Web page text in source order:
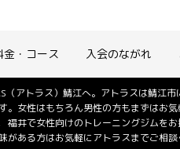
金・コース 入会のながれ
アトラス）鯖江へ。アトラスは鯖江
女性はもちろん男性の方もまずはお
井で女性向けのトレーニングジムを
ある方はお気軽にアトラスまでご相